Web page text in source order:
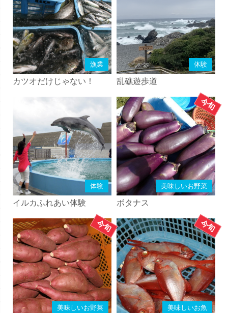
漁業
カツオだけじゃない！
体験
乱礁遊歩道
体験
イルカふれあい体験
美味しいお野菜
ボタナス
美味しいお野菜 美味しいお魚